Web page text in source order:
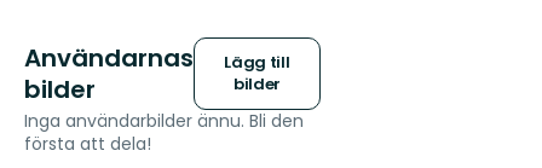
Användarnas
bilder
Lägg till
bilder
Inga användarbilder ännu. Bli den
första att dela!